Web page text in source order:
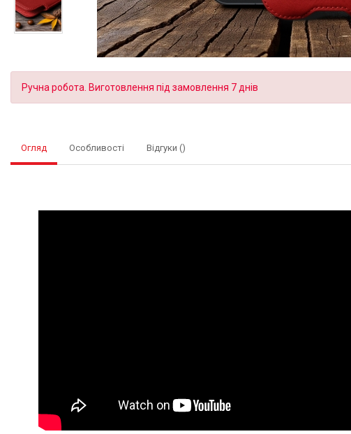
Ручна робота. Виготовлення під замовлення 7 днів
Огляд Особливості Відгуки ()